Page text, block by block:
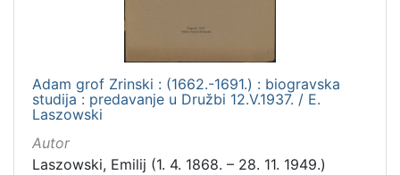
Adam grof Zrinski : (1662.-1691.) : biogravska
studija : predavanje u Družbi 12.V.1937. / E.
Laszowski
Autor
Laszowski, Emilij (1. 4. 1868. – 28. 11. 1949.)